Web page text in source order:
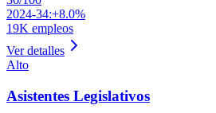
2024-34:+8.0%
19K empleos
Ver detalles
Alto
Asistentes Legislativos